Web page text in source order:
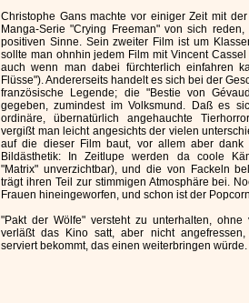
Christophe Gans machte vor einiger Zeit mit
Manga-Serie "Crying Freeman" von sich
positiven Sinne. Sein zweiter Film ist um
sollte man ohnhin jedem Film mit Vincent
auch wenn man dabei fürchterlich einfahren
Flüsse"). Andererseits handelt es sich bei der
französische Legende; die "Bestie von
gegeben, zumindest im Volksmund. Daß es
ordinäre, übernatürlich angehauchte
vergißt man leicht angesichts der vielen
auf die dieser Film baut, vor allem aber dank
Bildästhetik: In Zeitlupe werden da coole
"Matrix" unverzichtbar), und die von Fackeln
trägt ihren Teil zur stimmigen Atmosphäre bei.
Frauen hineingeworfen, und schon ist der
"Pakt der Wölfe" versteht zu unterhalten,
verläßt das Kino satt, aber nicht
serviert bekommt, das einen weiterbringen